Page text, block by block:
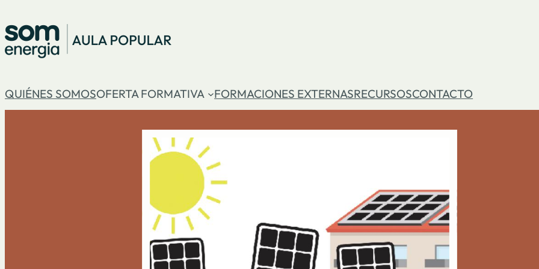
al
contingut
QUIÉNES SOMOSOFERTA FORMATIVA FORMACIONES EXTERNASRECURSOSCONTACTO